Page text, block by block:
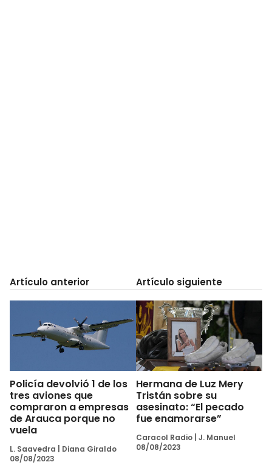
Artículo anterior
Policía devolvió 1 de los
tres aviones que
compraron a empresas
de Arauca porque no
vuela
L. Saavedra
Diana Giraldo
08/08/2023
Artículo siguiente
Hermana de Luz Mery
Tristán sobre su
asesinato: “El pecado
fue enamorarse”
Caracol Radio J. Manuel
08/08/2023